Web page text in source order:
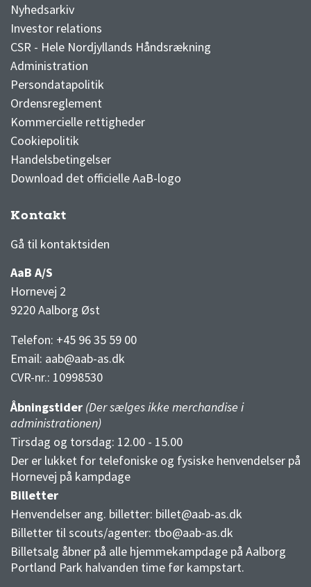
Nyhedsarkiv
Investor relations
CSR - Hele Nordjyllands Håndsrækning
Administration
Persondatapolitik
Ordensreglement
Kommercielle rettigheder
Cookiepolitik
Handelsbetingelser
Download det officielle AaB-logo
Kontakt
Gå til kontaktsiden
AaB A/S
Hornevej 2
9220 Aalborg Øst
Telefon: +45 96 35 59 00
Email: aab@aab-as.dk
CVR-nr.: 10998530
Åbningstider (Der sælges ikke merchandise i
administrationen)
Tirsdag og torsdag: 12.00 - 15.00
Der er lukket for telefoniske og fysiske henvendelser på
Hornevej på kampdage
Billetter
Henvendelser ang. billetter: billet@aab-as.dk
Billetter til scouts/agenter: tbo@aab-as.dk
Billetsalg åbner på alle hjemmekampdage på Aalborg
Portland Park halvanden time før kampstart.